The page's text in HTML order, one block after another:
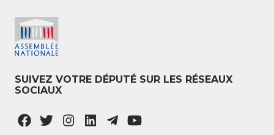
SUIVEZ VOTRE DÉPUTÉ SUR LES RÉSEAUX
SOCIAUX